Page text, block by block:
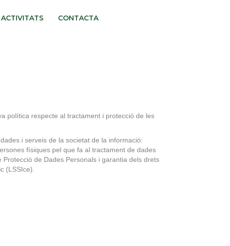
ACTIVITATS CONTACTA
política respecte al tractament i protecció de les
i serveis de la societat de la informació:
físiques pel que fa al tractament de dades
de Dades Personals i garantia dels drets
(LSSIce).